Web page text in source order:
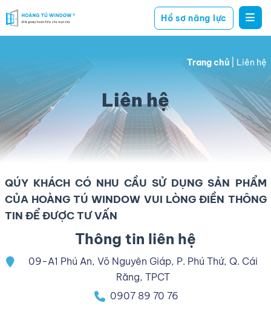
Hoàng
giải
mọi
nhà
Hồ sơ năng lực
Trang chủ| Liên hệ
Liên hệ
QÚY KHÁCH CÓ NHU CẦU SỬ DỤNG SẢN PHẨM
CỦA HOÀNG TÚ WINDOW VUI LÒNG ĐIỀN THÔNG
TIN ĐỂ ĐƯỢC TƯ VẤN
Thông tin liên hệ
09-A1 Phú An, Võ Nguyên Giáp, P. Phú Thứ, Q. Cái
Răng, TPCT
0907 89 70 76